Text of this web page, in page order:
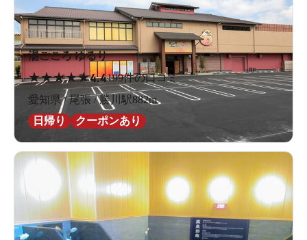
湯ごころ ゆるり
★★★★★4.4199件の口コミ
愛知県 / 尾張 / 勝川駅882m
日帰り
クーポンあり